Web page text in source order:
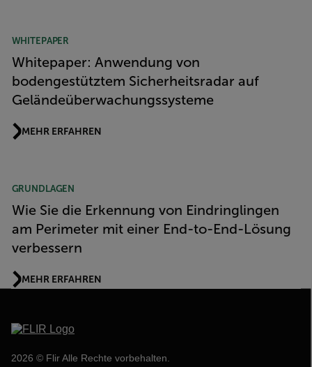
WHITEPAPER
Whitepaper: Anwendung von
bodengestütztem Sicherheitsradar auf
Geländeüberwachungssysteme
MEHR ERFAHREN
GRUNDLAGEN
Wie Sie die Erkennung von Eindringlingen
am Perimeter mit einer End-to-End-Lösung
verbessern
MEHR ERFAHREN
2026 © Flir Alle Rechte vorbehalten.